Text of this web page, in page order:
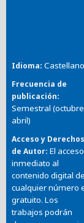
Idioma Castellano
Frecuencia de
publicación
Semestral
abril)
Acceso y Derechos
de Autor El acceso
inmediato al
contenido digital de
cualquier número
gratuito. Los
trabajos podrán